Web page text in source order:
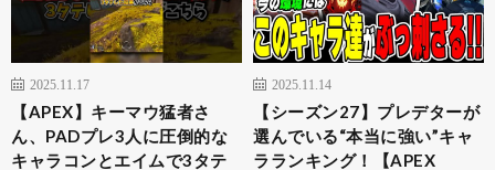
2025.11.17
【APEX】キーマウ猛者さ
ん、PADプレ3人に圧倒的な
キャラコンとエイムで3タテ
2025.11.14
【シーズン27】プレデターが
選んでいる“本当に強い”キャ
ラランキング！【APEX